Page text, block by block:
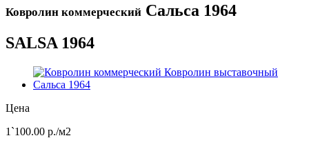
Ковролин коммерческий Сальса 1964
SALSA 1964
Цена
1`100.00 р./м2